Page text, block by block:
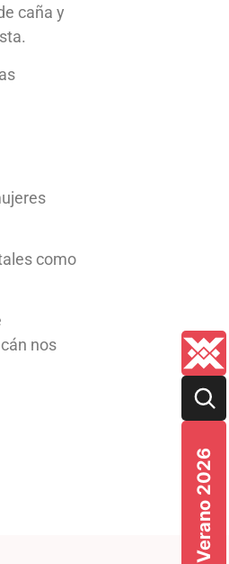
Verano 2026
caña y
como
nos